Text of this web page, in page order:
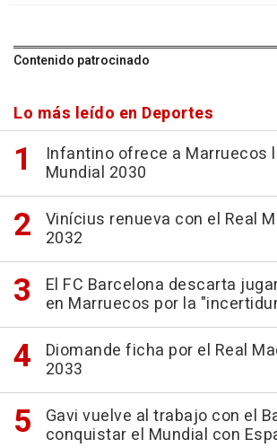
Contenido patrocinado
Lo más leído en Deportes
Infantino ofrece a Marruecos
Mundial 2030
Vinícius renueva con el Real
2032
El FC Barcelona descarta
en Marruecos por la
Diomande ficha por el Real
2033
Gavi vuelve al trabajo con el
conquistar el Mundial con